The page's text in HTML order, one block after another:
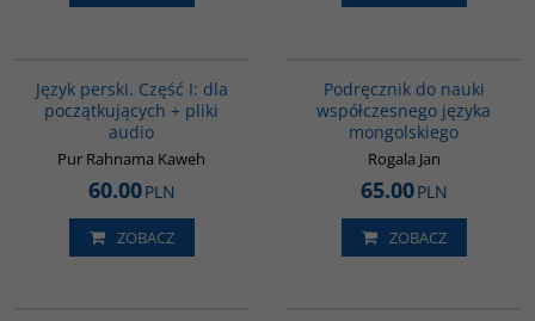
Język perski. Część I: dla
początkujących + pliki
audio
Pur Rahnama Kaweh
60.00PLN
ZOBACZ
Podręcznik do nauki
współczesnego języka
mongolskiego
Rogala Jan
65.00PLN
ZOBACZ